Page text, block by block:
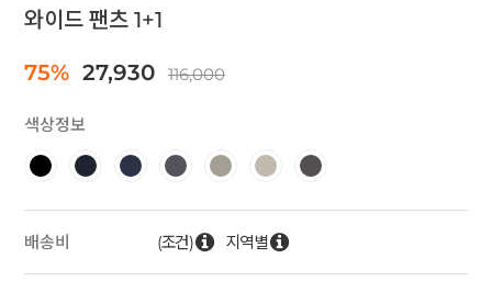
와이드 팬츠 1+1
75% 27,930 116,000
색상정보
배송비 (조건) 지역별